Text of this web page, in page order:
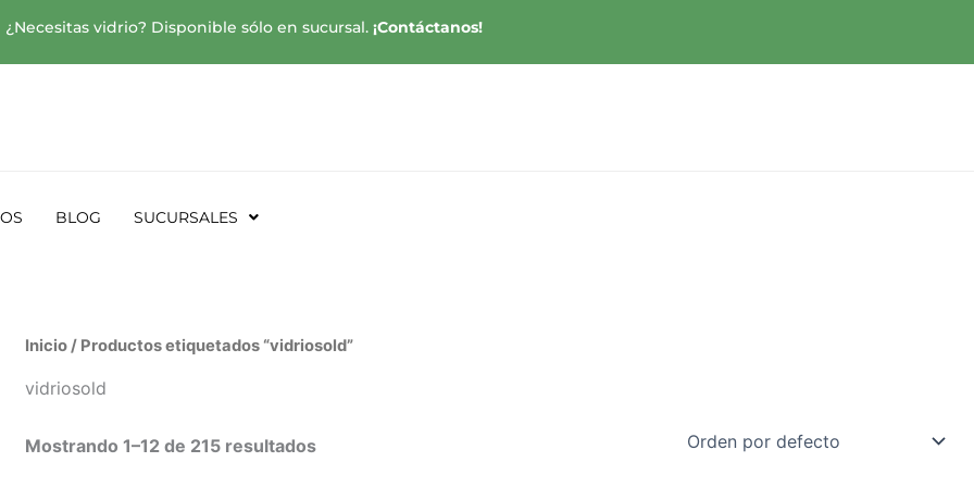
¿Necesitas vidrio? Disponible sólo en sucursal. ¡Contáctanos!
BLOG SUCURSALES
Inicio / Productos etiquetados “vidriosold”
vidriosold
Mostrando 1–12 de 215 resultados